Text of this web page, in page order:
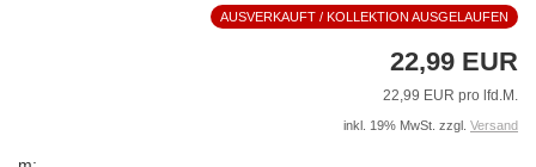
AUSVERKAUFT / KOLLEKTION AUSGELAUFEN
22,99 EUR
22,99 EUR pro lfd.M.
inkl. 19% MwSt. zzgl. Versand